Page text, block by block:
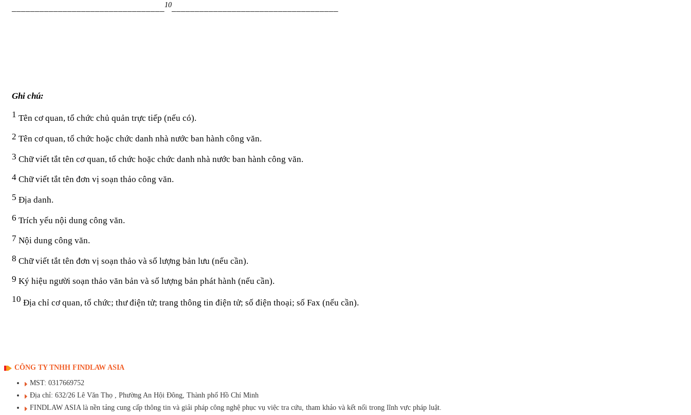
10
Ghi chú:
1 Tên cơ quan, tổ chức chủ quản trực tiếp (nếu có).
2 Tên cơ quan, tổ chức hoặc chức danh nhà nước ban hành công văn.
3 Chữ viết tắt tên cơ quan, tổ chức hoặc chức danh nhà nước ban hành công văn.
4 Chữ viết tắt tên đơn vị soạn thảo công văn.
5 Địa danh.
6 Trích yếu nội dung công văn.
7 Nội dung công văn.
8 Chữ viết tắt tên đơn vị soạn thảo và số lượng bản lưu (nếu cần).
9 Ký hiệu người soạn thảo văn bản và số lượng bản phát hành (nếu cần).
10 Địa chỉ cơ quan, tổ chức; thư điện tử; trang thông tin điện tử; số điện thoại; số Fax (nếu cần).
CÔNG TY TNHH FINDLAW ASIA
MST: 0317669752
Địa chỉ: 632/26 Lê Văn Thọ , Phường An Hội Đông, Thành phố Hồ Chí Minh
FINDLAW ASIA là nền tảng cung cấp thông tin và giải pháp công nghệ phục vụ việc tra cứu, tham khảo và kết nối trong lĩnh vực pháp luật.